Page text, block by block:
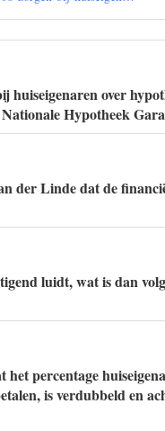
over
Hypotheek
der Linde dat de
luidt, wat is dan
percentage
is verdubbeld en